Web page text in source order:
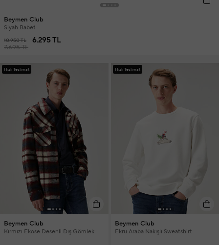
Beymen Club
Siyah Babet
10.950 TL
7.695 TL
6.295 TL
Hızlı Teslimat
Beymen Club
Kırmızı Ekose Desenli Dış Gömlek
Hızlı Teslimat
Beymen Club
Ekru Araba Nakışlı Sweatshirt